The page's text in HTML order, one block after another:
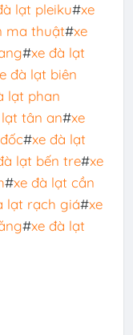
lạt pleiku#xe
ma thuật#xe
#xe đà lạt
đà lạt biên
lạt phan
tân an#xe
#xe đà lạt
lạt bến tre#xe
#xe đà lạt cần
lạt rạch giá#xe
#xe đà lạt